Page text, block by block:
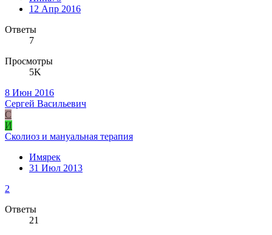
12 Апр 2016
Ответы
7
Просмотры
5K
8 Июн 2016
Сергей Васильевич
С
И
Сколиоз и мануальная терапия
Имярек
31 Июл 2013
2
Ответы
21